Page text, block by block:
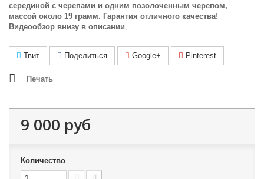
серединой с черепами и одним позолоченным черепом,
массой около 19 грамм. Гарантия отличного качества!
Видеообзор внизу в описании ↓
Твит Поделиться Google+ Pinterest
Печать
9 000 руб
Количество